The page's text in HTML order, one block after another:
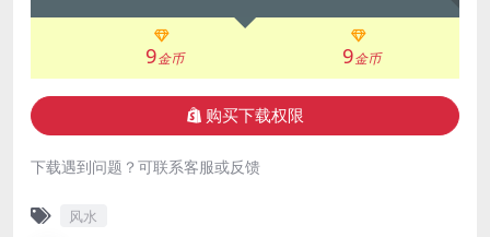
9金币 9金币
购买下载权限
下载遇到问题？可联系客服或反馈
风水